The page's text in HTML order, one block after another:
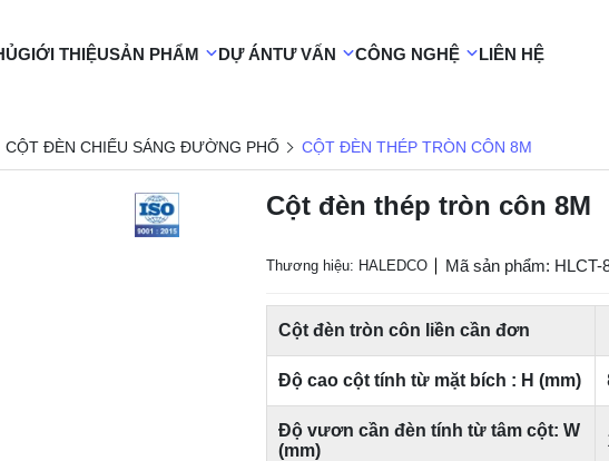
GIỚI THIỆUSẢN PHẨM DỰ ÁNTƯ VẤN CÔNG NGHỆ LIÊN HỆ
CỘT ĐÈN CHIẾU SÁNG ĐƯỜNG PHỐ CỘT ĐÈN THÉP TRÒN CÔN 8M
Cột đèn thép tròn côn 8M
Thương hiệu: HALEDCO Mã sản phẩm: HLCT-
Cột đèn tròn côn liền cần đơn
Độ cao cột tính từ mặt bích : H (mm)
Độ vươn cần đèn tính từ tâm cột: W
(mm)